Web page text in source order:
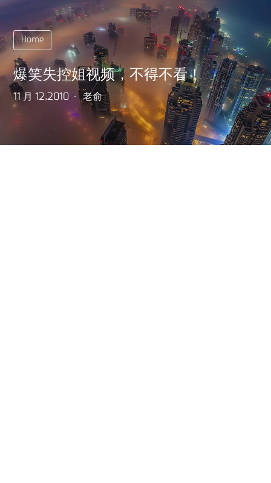
Home
爆笑失控姐视频，不得不看！
11 月 12,2010 老俞